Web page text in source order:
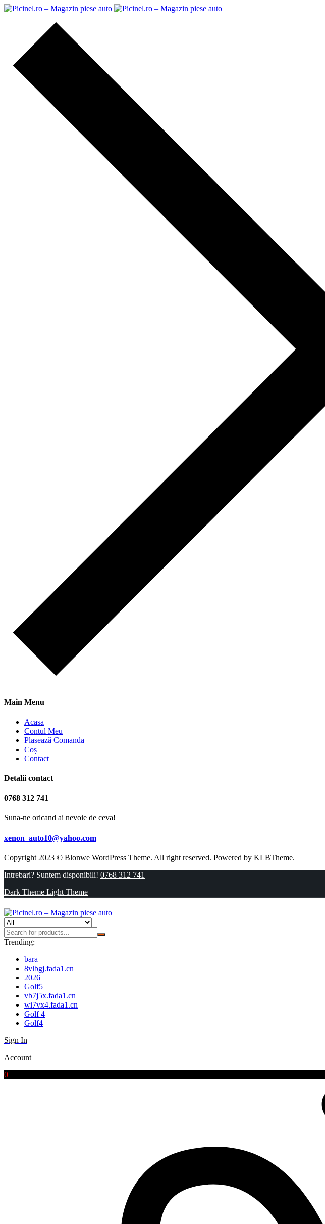
Main Menu
Acasa
Contul Meu
Plasează Comanda
Coș
Contact
Detalii contact
0768 312 741
Suna-ne oricand ai nevoie de ceva!
xenon_auto10@yahoo.com
Copyright 2023 © Blonwe WordPress Theme. All right reserved. Powered by KLBTheme.
Intrebari? Suntem disponibili! 0768 312 741
Dark Theme Light Theme
Trending:
bara
8vlbgj.fada1.cn
2026
Golf5
vb7j5x.fada1.cn
wi7vx4.fada1.cn
Golf 4
Golf4
Sign In
Account
0